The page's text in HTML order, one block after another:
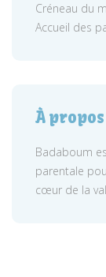
Créneau du
Accueil des
À
Badaboum
parentale
cœur de la